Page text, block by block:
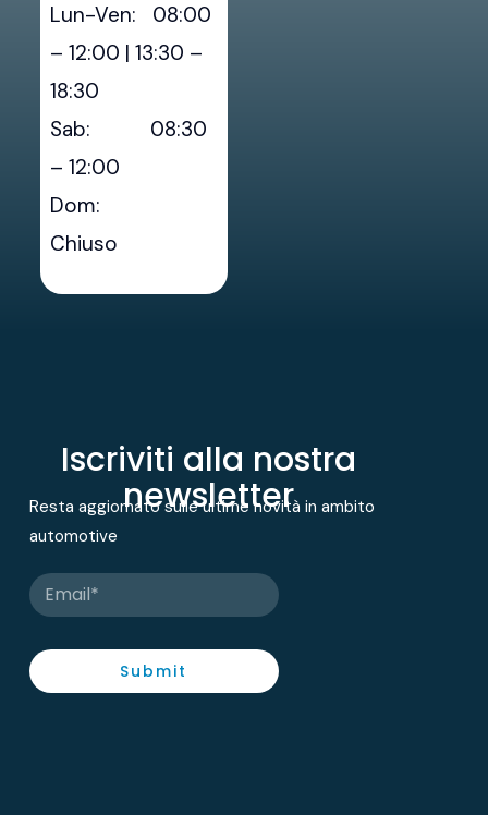
Lun-Ven: 08:00
– 12:00 | 13:30 –
18:30
Sab: 08:30
– 12:00
Dom:
Chiuso
Iscriviti alla nostra
newsletter
Resta aggiornato sulle ultime novità in ambito
automotive
Submit